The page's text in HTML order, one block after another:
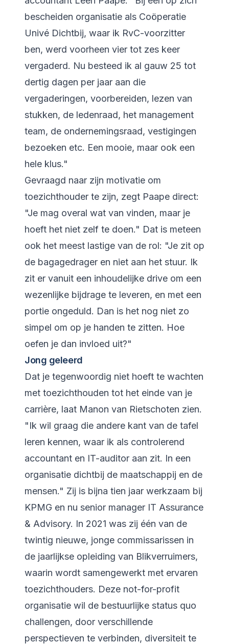
bescheiden organisatie als Coöperatie
Univé Dichtbij, waar ik RvC-voorzitter
ben, werd voorheen vier tot zes keer
vergaderd. Nu besteed ik al gauw 25 tot
dertig dagen per jaar aan die
vergaderingen, voorbereiden, lezen van
stukken, de ledenraad, het management
team, de ondernemingsraad, vestigingen
bezoeken etc. Een mooie, maar ook een
hele klus."
Gevraagd naar zijn motivatie om
toezichthouder te zijn, zegt Paape direct:
"Je mag overal wat van vinden, maar je
hoeft het niet zelf te doen." Dat is meteen
ook het meest lastige van de rol: "Je zit op
de bagagedrager en niet aan het stuur. Ik
zit er vanuit een inhoudelijke drive om een
wezenlijke bijdrage te leveren, en met een
portie ongeduld. Dan is het nog niet zo
simpel om op je handen te zitten. Hoe
oefen je dan invloed uit?"
Jong geleerd
Dat je tegenwoordig niet hoeft te wachten
met toezichthouden tot het einde van je
carrière, laat Manon van Rietschoten zien.
"Ik wil graag die andere kant van de tafel
leren kennen, waar ik als controlerend
accountant en IT-auditor aan zit. In een
organisatie dichtbij de maatschappij en de
mensen." Zij is bijna tien jaar werkzaam bij
KPMG en nu senior manager IT Assurance
& Advisory. In 2021 was zij één van de
twintig nieuwe, jonge commissarissen in
de jaarlijkse opleiding van Blikverruimers,
waarin wordt samengewerkt met ervaren
toezichthouders. Deze not-for-profit
organisatie wil de bestuurlijke status quo
challengen, door verschillende
perspectieven te verbinden, diversiteit te